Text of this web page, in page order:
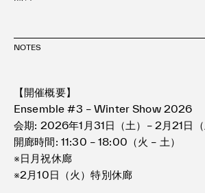
NOTES
【開催概要】
Ensemble #3 – Winter Show 2026
会期: 2026年1月31日（土）– 2月21日（
開廊時間: 11:30 – 18:00（火 – 土）
※日月祝休廊
※2月10日（火）特別休廊